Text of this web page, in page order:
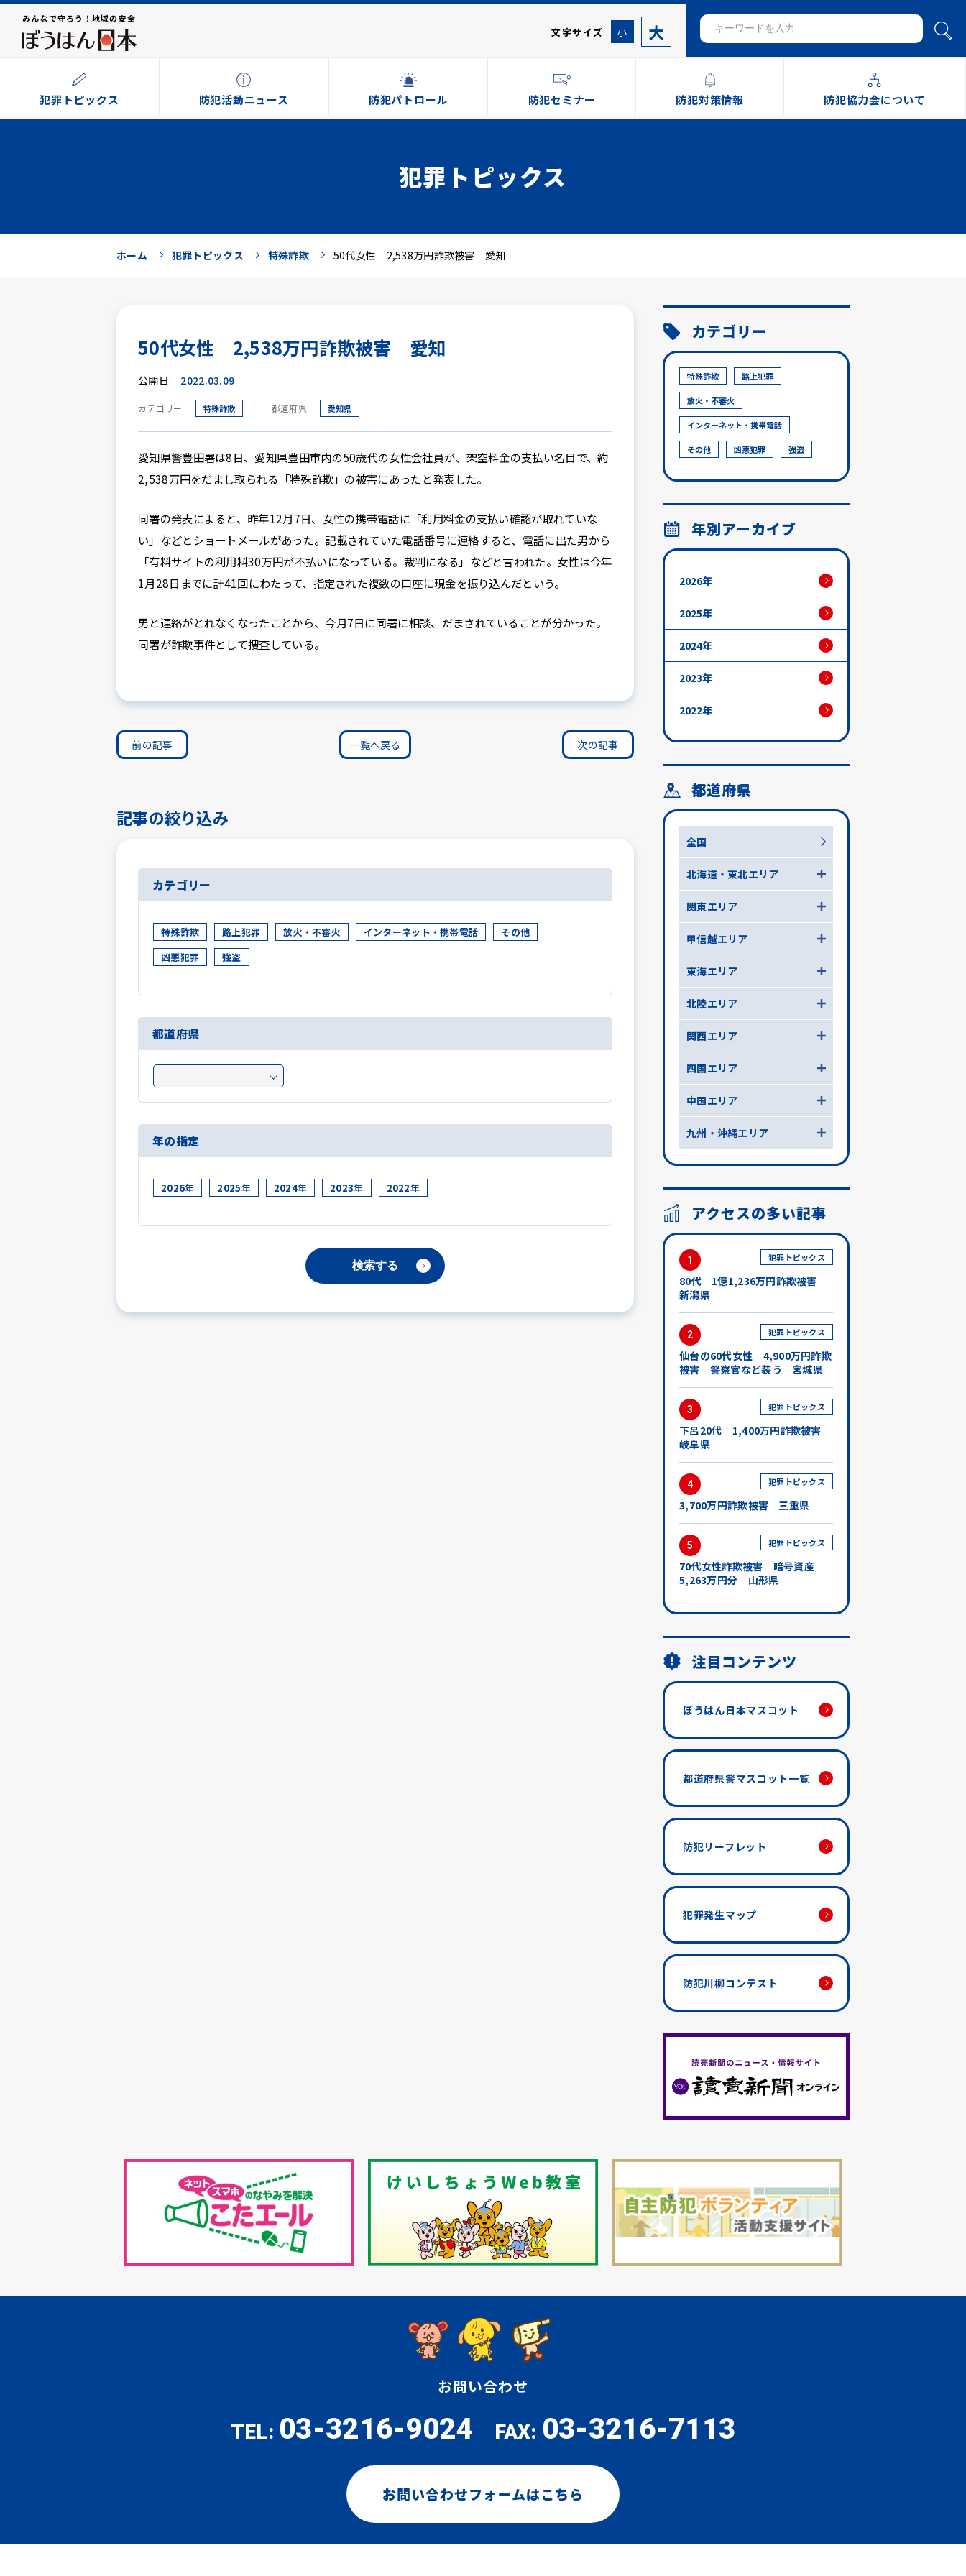
みんなで守ろう！地域の安全
文字サイズ 小 大
犯罪トピックス 防犯活動ニュース 防犯パトロール 防犯セミナー 防犯対策情報 防犯協力会について
犯罪トピックス
ホーム 犯罪トピックス 特殊詐欺 50代女性 2,538万円詐欺被害 愛知
50代女性 2,538万円詐欺被害 愛知
公開日: 2022.03.09
カテゴリー: 特殊詐欺 都道府県: 愛知県
愛知県警豊田署は8日、愛知県豊田市内の50歳代の女性会社員が、架空料金の支払い名目で、約
2,538万円をだまし取られる「特殊詐欺」の被害にあったと発表した。
同署の発表によると、昨年12月7日、女性の携帯電話に「利用料金の支払い確認が取れていな
い」などとショートメールがあった。記載されていた電話番号に連絡すると、電話に出た男から
「有料サイトの利用料30万円が不払いになっている。裁判になる」などと言われた。女性は今年
1月28日までに計41回にわたって、指定された複数の口座に現金を振り込んだという。
男と連絡がとれなくなったことから、今月7日に同署に相談、だまされていることが分かった。
同署が詐欺事件として捜査している。
前の記事 一覧へ戻る 次の記事
記事の絞り込み
カテゴリー
特殊詐欺 路上犯罪 放火・不審火 インターネット・携帯電話
その他
凶悪犯罪
強盗
都道府県
年の指定
2026年 2025年 2024年 2023年 2022年
カテゴリー
特殊詐欺 路上犯罪
放火・不審火
インターネット・携帯電話
その他 凶悪犯罪 強盗
年別アーカイブ
2026年
2025年
2024年
2023年
2022年
都道府県
全国
北海道・東北エリア
関東エリア
甲信越エリア
東海エリア
北陸エリア
関西エリア
四国エリア
中国エリア
九州・沖縄エリア
アクセスの多い記事
1 犯罪トピックス
80代 1億1,236万円詐欺被害
新潟県
2 犯罪トピックス
仙台の60代女性 4,900万円詐欺
被害 警察官など装う 宮城県
3 犯罪トピックス
下呂20代 1,400万円詐欺被害
岐阜県
4 犯罪トピックス
3,700万円詐欺被害 三重県
5 犯罪トピックス
70代女性詐欺被害 暗号資産
5,263万円分 山形県
注目コンテンツ
ぼうはん日本マスコット
都道府県警マスコット一覧
防犯リーフレット
犯罪発生マップ
防犯川柳コンテスト
お問い合わせ
TEL: 03-3216-9024 FAX: 03-3216-7113
お問い合わせフォームはこちら